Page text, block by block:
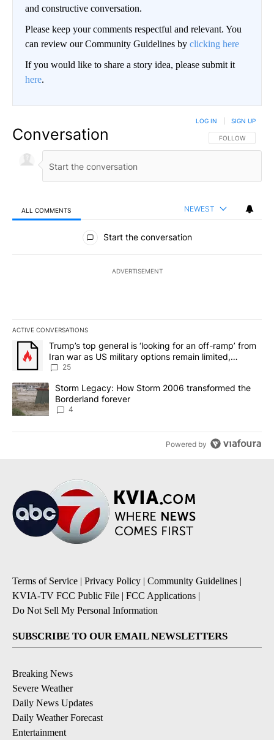
and constructive conversation.
Please keep your comments respectful and relevant. You
can review our Community Guidelines by clicking here
If you would like to share a story idea, please submit it
here.
Conversation FOLLOW THIS
FOLLOW
LOG IN SIGN UP
ALL COMMENTS NEWEST
All Comments
Start the conversation
ADVERTISEMENT
ACTIVE CONVERSATIONS
The following is a list of the most commented articles in the last
A trending article titled "Trump’s top general is ‘looking for an
Trump’s top general is ‘looking for an off-ramp’ from
Iran war as US military options remain limited,
sources say
25
A trending article titled "Storm Legacy: How Storm 2006
Storm Legacy: How Storm 2006 transformed the
Borderland forever
4
Powered by
Terms of Service | Privacy Policy | Community Guidelines |
KVIA-TV FCC Public File | FCC Applications |
Do Not Sell My Personal Information
SUBSCRIBE TO OUR EMAIL NEWSLETTERS
Breaking News
Severe Weather
Daily News Updates
Daily Weather Forecast
Entertainment